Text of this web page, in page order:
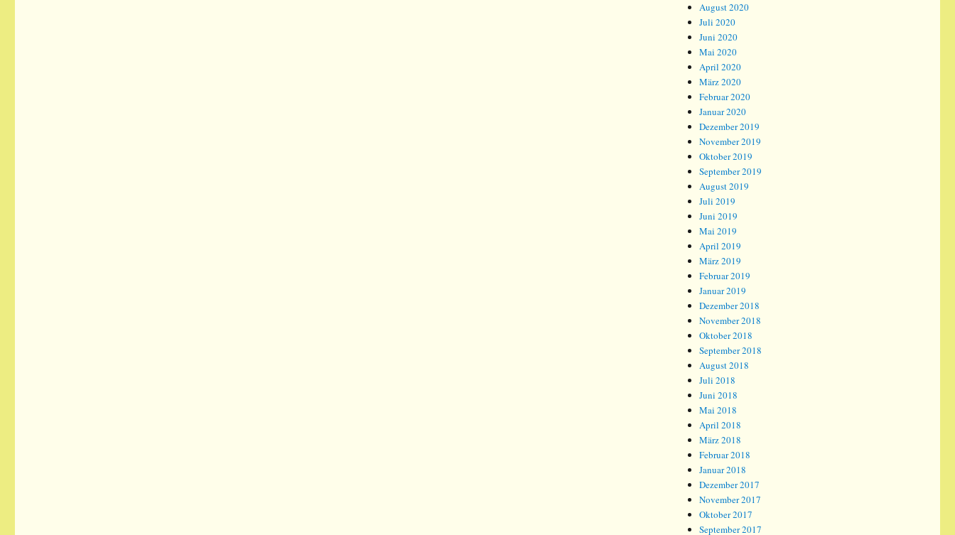
August 2020
Juli 2020
Juni 2020
Mai 2020
April 2020
März 2020
Februar 2020
Januar 2020
Dezember 2019
November 2019
Oktober 2019
September 2019
August 2019
Juli 2019
Juni 2019
Mai 2019
April 2019
März 2019
Februar 2019
Januar 2019
Dezember 2018
November 2018
Oktober 2018
September 2018
August 2018
Juli 2018
Juni 2018
Mai 2018
April 2018
März 2018
Februar 2018
Januar 2018
Dezember 2017
November 2017
Oktober 2017
September 2017